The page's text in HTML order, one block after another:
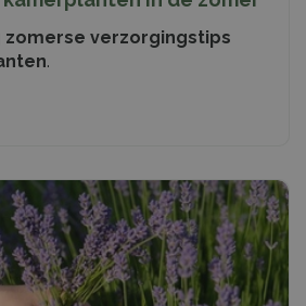
zomerse verzorgingstips
.